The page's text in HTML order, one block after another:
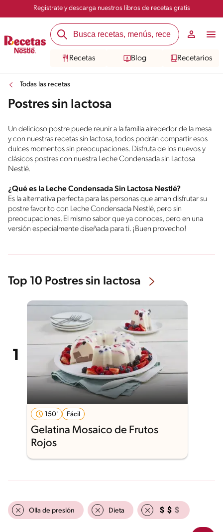
Registrate y descarga nuestros libros de recetas gratis
Recetas Blog Recetarios
Todas las recetas
Postres sin lactosa
Un delicioso postre puede reunir a la familia alrededor de la mesa
y con nuestras recetas sin lactosa, todos podrán compartir esos
dulces momentos sin preocupaciones. Disfruta de los nuevos y
clásicos postres con nuestra Leche Condensada sin Lactosa
Nestlé.
¿Qué es la Leche Condensada Sin Lactosa Nestlé?
Es la alternativa perfecta para las personas que aman disfrutar su
postre favorito con Leche Condensada Nestlé, pero sin
preocupaciones. El mismo sabor que ya conoces, pero en una
versión especialmente diseñada para ti. ¡Buen provecho!
Top 10 Postres sin lactosa
150' Fácil
Gelatina Mosaico de Frutos
Rojos
Olla de presión Dieta